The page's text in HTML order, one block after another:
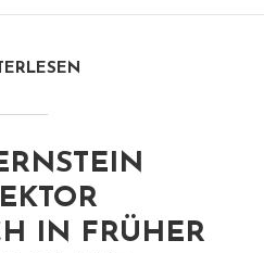
IN FRÜHER